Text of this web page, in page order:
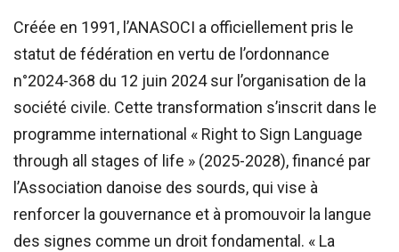
Créée en 1991, l’ANASOCI a officiellement pris le
statut de fédération en vertu de l’ordonnance
n°2024-368 du 12 juin 2024 sur l’organisation de la
société civile. Cette transformation s’inscrit dans le
programme international « Right to Sign Language
through all stages of life » (2025-2028), financé par
l’Association danoise des sourds, qui vise à
renforcer la gouvernance et à promouvoir la langue
des signes comme un droit fondamental. « La